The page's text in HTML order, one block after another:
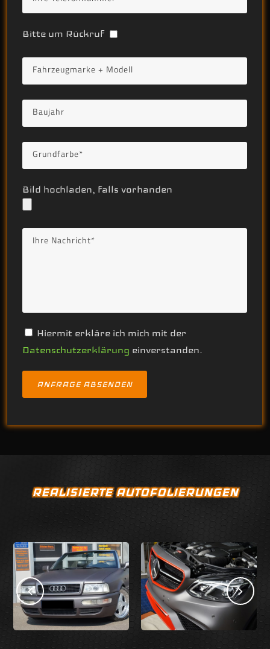
Bitte um Rückruf
Bild hochladen, falls vorhanden
Hiermit erkläre ich mich mit der
Datenschutzerklärung einverstanden.
REALISIERTE AUTOFOLIERUNGEN